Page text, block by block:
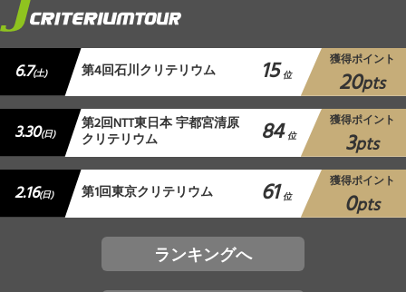
6.7(土) 第4回石川クリテリウム 15 位
獲得ポイント
20pts
3.30(日) 第2回NTT東日本 宇都宮清原
クリテリウム 84 位
獲得ポイント
3pts
2.16(日) 第1回東京クリテリウム 61 位
獲得ポイント
0pts
ランキングへ